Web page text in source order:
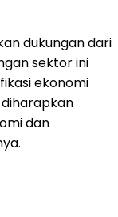
dukungan dari
sektor ini
ekonomi
dan